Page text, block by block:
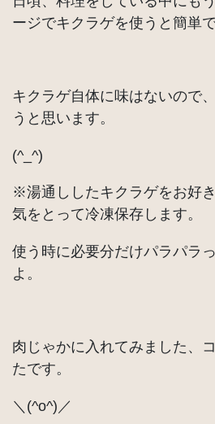
ージでキクラゲを使うと簡単で
キクラゲ自体に味はないので
うと思います。
(^_^)
※湯通ししたキクラゲをお好
気をとって冷凍保存します。
使う時に必要分だけパラパラ
よ。
肉じゃかに入れてみました、
たです。
＼(^o^)／